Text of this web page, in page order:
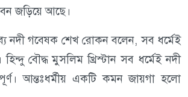
জড়িয়ে আছে।
নদী গবেষক শেখ রোকন বলেন, সব ধর্মেই
বৌদ্ধ মুসলিম খ্রিস্টান সব ধর্মেই নদী
আন্তঃধর্মীয় একটি কমন জায়গা হলো